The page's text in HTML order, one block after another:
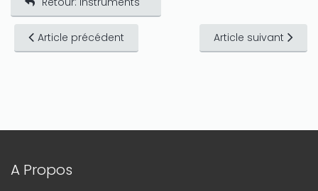
Article précédent Article suivant
A Propos